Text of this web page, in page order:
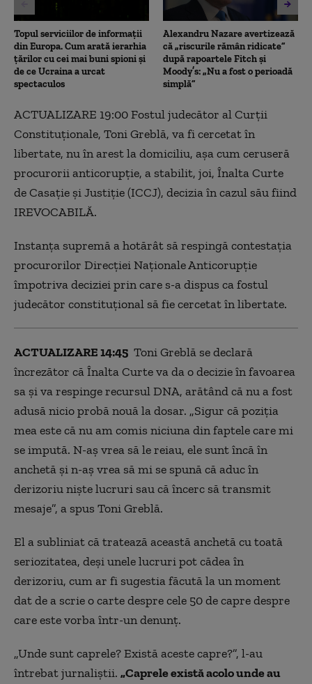
Topul serviciilor de informații
din Europa. Cum arată ierarhia
țărilor cu cei mai buni spioni și
de ce Ucraina a urcat
spectaculos
Alexandru Nazare avertizează
că „riscurile rămân ridicate”
după rapoartele Fitch și
Moody’s: „Nu a fost o perioadă
simplă”
ACTUALIZARE 19:00 Fostul judecător al Curţii
Constituţionale, Toni Greblă, va fi cercetat în
libertate, nu în arest la domiciliu, aşa cum ceruseră
procurorii anticorupţie, a stabilit, joi, Înalta Curte
de Casaţie şi Justiţie (ICCJ), decizia în cazul său fiind
IREVOCABILĂ.
Instanţa supremă a hotărât să respingă contestaţia
procurorilor Direcţiei Naţionale Anticorupţie
împotriva deciziei prin care s-a dispus ca fostul
judecător constituţional să fie cercetat în libertate.
ACTUALIZARE 14:45 Toni Greblă se declară
încrezător că Înalta Curte va da o decizie în favoarea
sa și va respinge recursul DNA, arătând că nu a fost
adusă nicio probă nouă la dosar. „Sigur că poziția
mea este că nu am comis niciuna din faptele care mi
se impută. N-aș vrea să le reiau, ele sunt încă în
anchetă și n-aș vrea să mi se spună că aduc în
derizoriu niște lucruri sau că încerc să transmit
mesaje”, a spus Toni Greblă.
El a subliniat că tratează această anchetă cu toată
seriozitatea, deși unele lucruri pot cădea în
derizoriu, cum ar fi sugestia făcută la un moment
dat de a scrie o carte despre cele 50 de capre despre
care este vorba într-un denunț.
„Unde sunt caprele? Există aceste capre?”, l-au
întrebat jurnaliștii. „Caprele există acolo unde au